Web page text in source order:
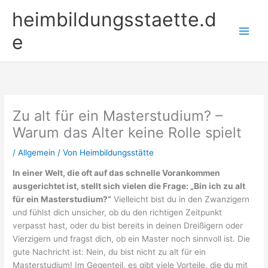
Inhaltheimbildungsstaette.d
e
Zu alt für ein Masterstudium? –
Warum das Alter keine Rolle spielt
/Allgemein / Von Heimbildungsstätte
In einer Welt, die oft auf das schnelle Vorankommen
ausgerichtet ist, stellt sich vielen die Frage: „Bin ich zu alt
für ein Masterstudium?“ Vielleicht bist du in den Zwanzigern
und fühlst dich unsicher, ob du den richtigen Zeitpunkt
verpasst hast, oder du bist bereits in deinen Dreißigern oder
Vierzigern und fragst dich, ob ein Master noch sinnvoll ist. Die
gute Nachricht ist: Nein, du bist nicht zu alt für ein
Masterstudium! Im Gegenteil, es gibt viele Vorteile, die du mit